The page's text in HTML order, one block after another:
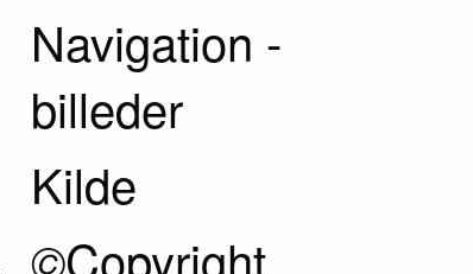
Navigation -
billeder
Kilde
©Copyright